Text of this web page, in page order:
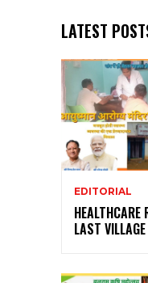
LATEST
EDITORIAL
HEALTHCARE
LAST VILLAGE